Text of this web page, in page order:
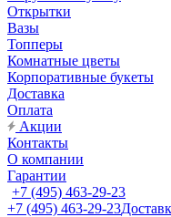
Открытки
Вазы
Топперы
Комнатные цветы
Корпоративные букеты
Доставка
Оплата
Акции
Контакты
О компании
Гарантии
+7 (495) 463-29-23
+7 (495) 463-29-23